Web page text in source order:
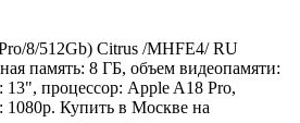
8/512Gb) Citrus /MHFE4/ RU
память: 8 ГБ, объем видеопамяти:
13", процессор: Apple A18 Pro,
1080p. Купить в Москве на